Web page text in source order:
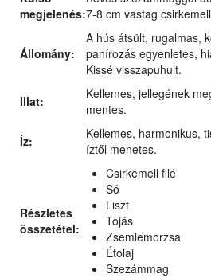
megjelenés:7-8 cm vastag
Állomány:
A hús átsült, rugalmas,
panírozás egyenletes,
Kissé visszapuhult.
Illat:
Kellemes, jellegének
mentes.
Íz:
Kellemes, harmonikus,
íztől menetes.
Részletes
összetétel:
Csirkemell filé
Só
Liszt
Tojás
Zsemlemorzsa
Étolaj
Szezámmag